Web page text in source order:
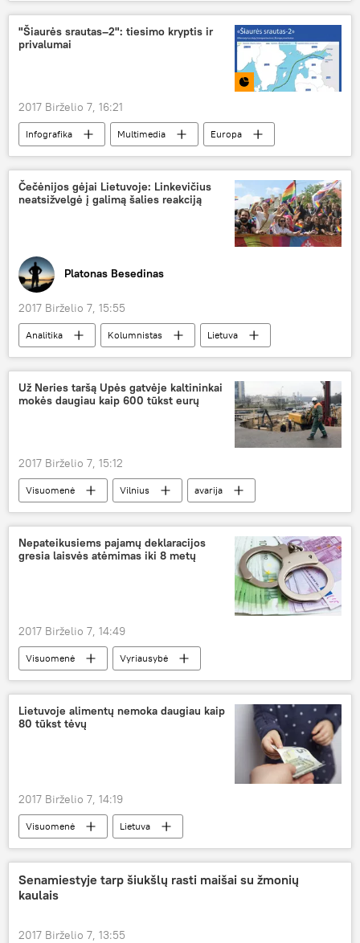
aplinkosaugininkai
ruonis
Lietuvos Raudonoji knyga
"Šiaurės srautas–2": tiesimo kryptis ir
privalumai
2017 Birželio 7, 16:21
Infografika Multimedia
Europa
Šiaurės srautas
dujotiekis
Čečėnijos gėjai Lietuvoje: Linkevičius
neatsižvelgė į galimą šalies reakciją
Platonas Besedinas
2017 Birželio 7, 15:55
Analitika Kolumnistas
Lietuva
Linas Linkevičius
seksualinės mažumos
LGBT
Už Neries taršą Upės gatvėje kaltininkai
mokės daugiau kaip 600 tūkst eurų
2017 Birželio 7, 15:12
Visuomenė Vilnius
avarija
nuotekų vamzdžiai
Upės gatvė
ekologinė nelaimė
žala
Nelaimė Vilniuje: vamzdžių avarija Upės gatvėje
Nepateikusiems pajamų deklaracijos
gresia laisvės atėmimas iki 8 metų
2017 Birželio 7, 14:49
Visuomenė
Vyriausybė
baudžiamoji atsakomybė
mokesčių vengimas
mokesčių mokėtojas
pajamų deklaracija
Lietuvoje alimentų nemoka daugiau kaip
80 tūkst tėvų
2017 Birželio 7, 14:19
Visuomenė
Lietuva
Remigijus Žemaitaitis
alimentai
Vaikų apsauga Lietuvoje
Senamiestyje tarp šiukšlų rasti maišai su žmonių
kaulais
2017 Birželio 7, 13:55